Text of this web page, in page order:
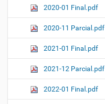
2020-01 Final.pdf
2020-11 Parcial.pdf
2021-01 Final.pdf
2021-12 Parcial.pdf
2022-01 Final.pdf